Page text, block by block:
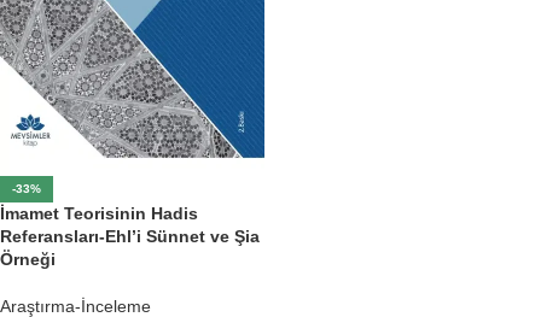
-33%
İmamet Teorisinin Hadis
Referansları-Ehl’i Sünnet ve Şia
Örneği
Araştırma-İnceleme